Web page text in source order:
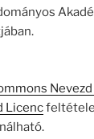
Nevezd
Licenc